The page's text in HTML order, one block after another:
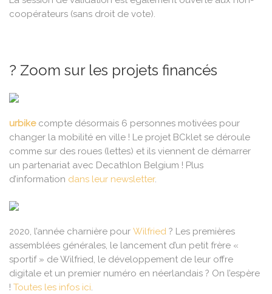
coopérateurs (sans droit de vote).
? Zoom sur les projets financés
urbike compte désormais 6 personnes motivées pour
changer la mobilité en ville ! Le projet BCklet se déroule
comme sur des roues (lettes) et ils viennent de démarrer
un partenariat avec Decathlon Belgium ! Plus
d’information dans leur newsletter.
2020, l’année charnière pour Wilfried ? Les premières
assemblées générales, le lancement d’un petit frère «
sportif » de Wilfried, le développement de leur offre
digitale et un premier numéro en néerlandais ? On l’espère
! Toutes les infos ici.